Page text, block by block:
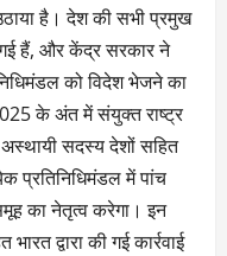
है। देश की सभी प्रमुख
गई हैं, और केंद्र सरकार ने
को विदेश भेजने का
के अंत में संयुक्त राष्ट्र
सदस्य देशों सहित
प्रतिनिधिमंडल में पांच
का नेतृत्व करेगा। इन
द्वारा की गई कार्रवाई